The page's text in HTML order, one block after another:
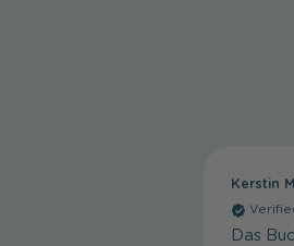
Kerstin M
Das